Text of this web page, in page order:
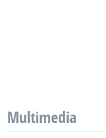
Multimedia